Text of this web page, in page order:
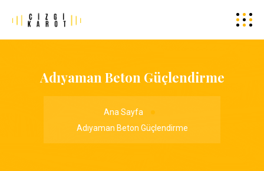
Adıyaman Beton Güçlendirme
Ana Sayfa
Adıyaman Beton Güçlendirme